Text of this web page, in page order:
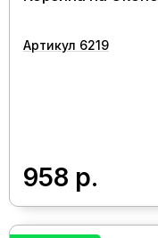
Артикул 6219
958 р.